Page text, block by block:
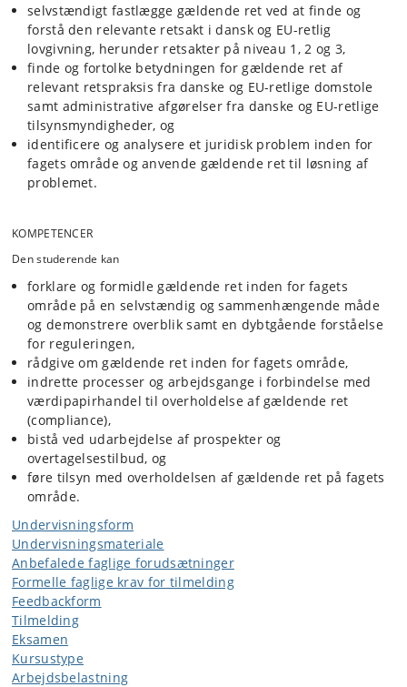
Deltagerne bibringes en viden om kapitalmarkedet, der gør dem i
stand til at bruge retsreglerne i praktiske situationer som advokater,
finansielle rådgivere (kunderådgivning, trading og corporate finance)
og som compliance officers hos udstedere, finansielle virksomheder
eller strukturvirksomheder, eller som ansatte i tilsynsmyndigheder.
selvstændigt fastlægge gældende ret ved at finde og
forstå den relevante retsakt i dansk og EU-retlig
lovgivning, herunder retsakter på niveau 1, 2 og 3,
finde og fortolke betydningen for gældende ret af
relevant retspraksis fra danske og EU-retlige domstole
samt administrative afgørelser fra danske og EU-retlige
tilsynsmyndigheder, og
identificere og analysere et juridisk problem inden for
fagets område og anvende gældende ret til løsning af
problemet.
KOMPETENCER
Den studerende kan
forklare og formidle gældende ret inden for fagets
område på en selvstændig og sammenhængende måde
og demonstrere overblik samt en dybtgående forståelse
for reguleringen,
rådgive om gældende ret inden for fagets område,
indrette processer og arbejdsgange i forbindelse med
værdipapirhandel til overholdelse af gældende ret
(compliance),
bistå ved udarbejdelse af prospekter og
overtagelsestilbud, og
føre tilsyn med overholdelsen af gældende ret på fagets
område.
Undervisningsform
Undervisningsmateriale
Anbefalede faglige forudsætninger
Formelle faglige krav for tilmelding
Feedbackform
Tilmelding
Eksamen
Kursustype
Arbejdsbelastning